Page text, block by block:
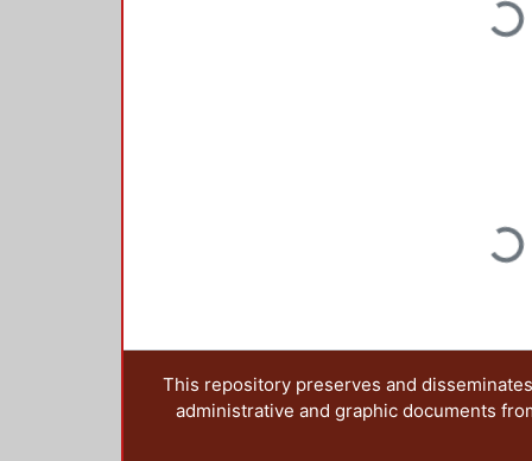
Loading...
Loading...
This repository preserves and
administrative and graphic documents